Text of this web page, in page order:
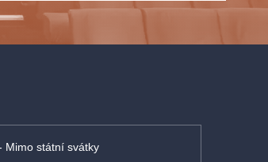
Mimo státní svátky